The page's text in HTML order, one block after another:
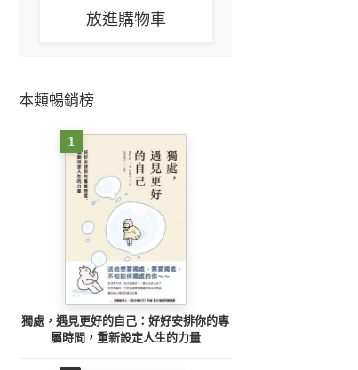
放進購物車
本類暢銷榜
1
獨處，遇見更好的自己：好好安排你的專
屬時間，重新設定人生的力量